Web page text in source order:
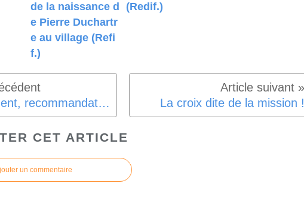
de la naissance d
e Pierre Duchartr
e au village (Refi
f.)
(Redif.)
Avertissement, recommandation ! La croix dite de la mission !
CET ARTICLE
un commentaire